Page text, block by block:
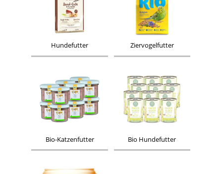
Hundefutter Ziervogelfutter
Bio-Katzenfutter Bio Hundefutter